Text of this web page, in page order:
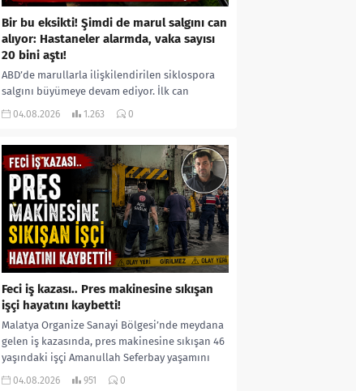
Bir bu eksikti! Şimdi de marul salgını can
alıyor: Hastaneler alarmda, vaka sayısı
20 bini aştı!
ABD’de marullarla ilişkilendirilen siklospora
salgını büyümeye devam ediyor. İlk can
kayıplarının yaşandığı salgında vaka sayısının
04.08.2026 1.263 0
Feci iş kazası.. Pres makinesine sıkışan
işçi hayatını kaybetti!
Malatya Organize Sanayi Bölgesi’nde meydana
gelen iş kazasında, pres makinesine sıkışan 46
yaşındaki işçi Amanullah Seferbay yaşamını
yitirdi. Olayla ilgili...
04.08.2026 951 0